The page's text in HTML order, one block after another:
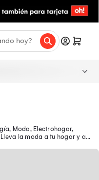
Moda, Electrohogar,
la moda a tu hogar y a